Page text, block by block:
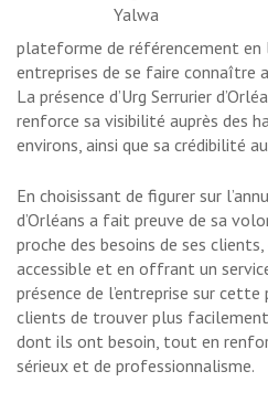
Yalwa
plateforme de référencement en
entreprises de se faire connaître
La présence d’Urg Serrurier
renforce sa visibilité auprès des
environs, ainsi que sa crédibilité
En choisissant de figurer sur
d’Orléans a fait preuve de sa
proche des besoins de ses
accessible et en offrant un
présence de l’entreprise sur
clients de trouver plus
dont ils ont besoin, tout en
sérieux et de professionnalisme.